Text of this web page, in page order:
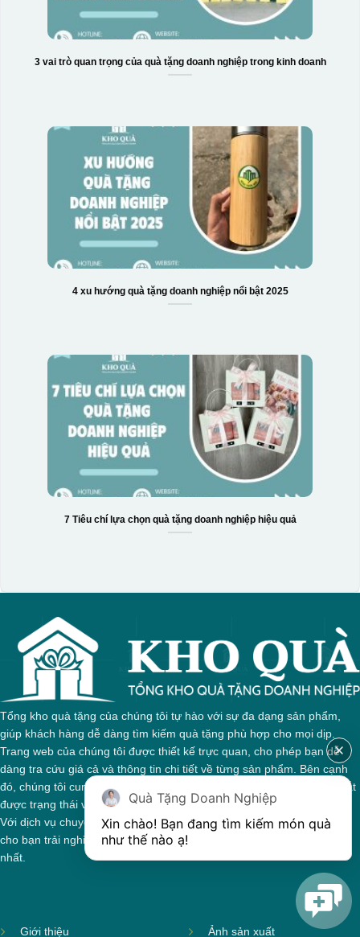
Hộp xi biểu trưng
3 vai trò quan trọng của quà tặng doanh nghiệp trong kinh doanh
4 xu hướng quà tặng doanh nghiệp nổi bật 2025
7 Tiêu chí lựa chọn quà tặng doanh nghiệp hiệu quả
Tổng kho quà tặng của chúng tôi tự hào với sự đa dạng sản phẩm,
giúp khách hàng dễ dàng tìm kiếm quà tặng phù hợp cho mọi dịp.
Trang web của chúng tôi được thiết kế trực quan, cho phép bạn dễ
dàng tra cứu giá cả và thông tin chi tiết về từng sản phẩm. Bên cạnh
đó, chúng tôi cung cấp hệ thống theo dõi đơn hàng, giúp bạn nắm bắt
được trạng thái và giai đoạn xử lý của đơn hàng một cách thuận tiện.
Với dịch vụ chuyên nghiệp và tận tâm, chúng tôi cam kết mang đến
cho bạn trải nghiệm mua sắm tuyệt vời và những món quà ý nghĩa
nhất.
Giới thiệu Ảnh sản xuất
Quà Tặng Doanh Nghiệp
Xin chào! Bạn đang tìm kiếm món quà
như thế nào ạ!